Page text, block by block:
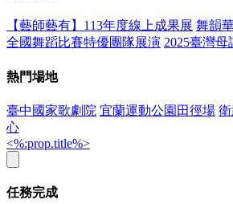
【藝師藝有】113年度線上成果展 舞韻
全國舞蹈比賽特優團隊展演 2025臺灣
熱門場地
臺中國家歌劇院 宜蘭運動公園田徑場
心
<%:prop.title%>
任務完成